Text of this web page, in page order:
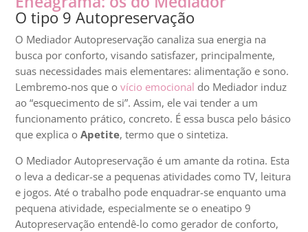
O tipo 9 Autopreservação
O Mediador Autopreservação canaliza sua energia na
busca por conforto, visando satisfazer, principalmente,
suas necessidades mais elementares: alimentação e sono.
Lembremo-nos que ovício emocional do Mediador induz
ao “esquecimento de si”. Assim, ele vai tender a um
funcionamento prático, concreto. É essa busca pelo básico
que explica oApetite, termo que o sintetiza.
O Mediador Autopreservação é um amante da rotina. Esta
o leva a dedicar-se a pequenas atividades como TV, leitura
e jogos. Até o trabalho pode enquadrar-se enquanto uma
pequena atividade, especialmente se o eneatipo 9
Autopreservação entendê-lo como gerador de conforto,